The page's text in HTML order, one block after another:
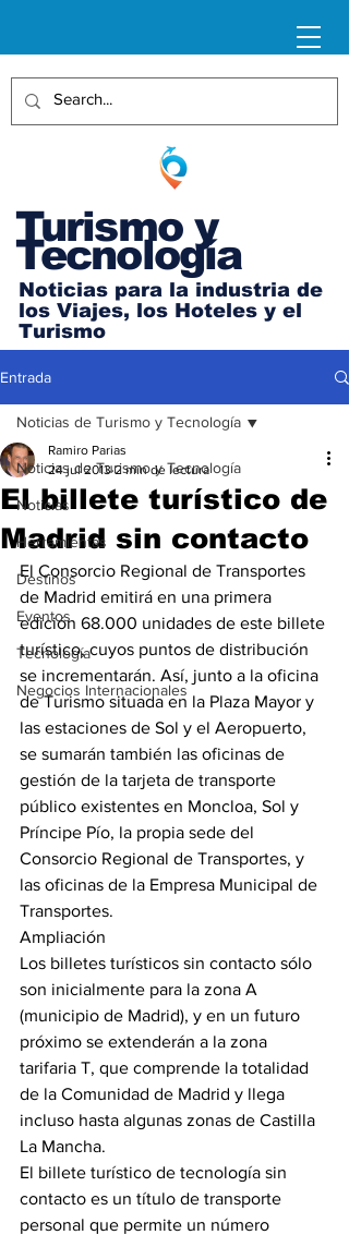
Turismo y
Tecnología
Noticias para la industria de
los Viajes, los Hoteles y el
Turismo
Entrada
Noticias de Turismo y Tecnología
Noticias
Herramientas
Destinos
Eventos
Tecnología
Negocios Internacionales
Noticias de Turismo y Tecnología
El billete turístico de
Madrid sin contacto
Ramiro Parias
24 jul 2013 2 min de lectura
El Consorcio Regional de Transportes
de Madrid emitirá en una primera
edición 68.000 unidades de este billete
turístico, cuyos puntos de distribución
se incrementarán. Así, junto a la oficina
de Turismo situada en la Plaza Mayor y
las estaciones de Sol y el Aeropuerto,
se sumarán también las oficinas de
gestión de la tarjeta de transporte
público existentes en Moncloa, Sol y
Príncipe Pío, la propia sede del
Consorcio Regional de Transportes, y
las oficinas de la Empresa Municipal de
Transportes.
Ampliación
Los billetes turísticos sin contacto sólo
son inicialmente para la zona A
(municipio de Madrid), y en un futuro
próximo se extenderán a la zona
tarifaria T, que comprende la totalidad
de la Comunidad de Madrid y llega
incluso hasta algunas zonas de Castilla
La Mancha.
El billete turístico de tecnología sin
contacto es un título de transporte
personal que permite un número